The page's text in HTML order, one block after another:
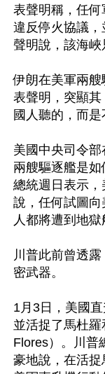
表聲明稱，任
違反停火協議，
聲明說，該海峽
伊朗在美軍兩
表聲明，突顯
國人聽的，而是
美國中央司令
兩艘驅逐艦是
總統週日表示
說，任何試圖
人都將遭到地獄
川普此前曾透
密武器。
1月3日，美國
並活捉了馬杜
Flores）。川普
豪地說，在活